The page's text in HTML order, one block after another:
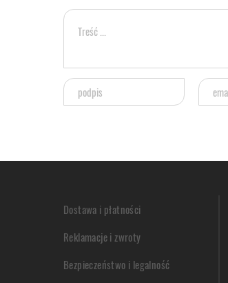
Dostawa i płatności
Reklamacje i zwroty
Bezpieczeństwo i legalność